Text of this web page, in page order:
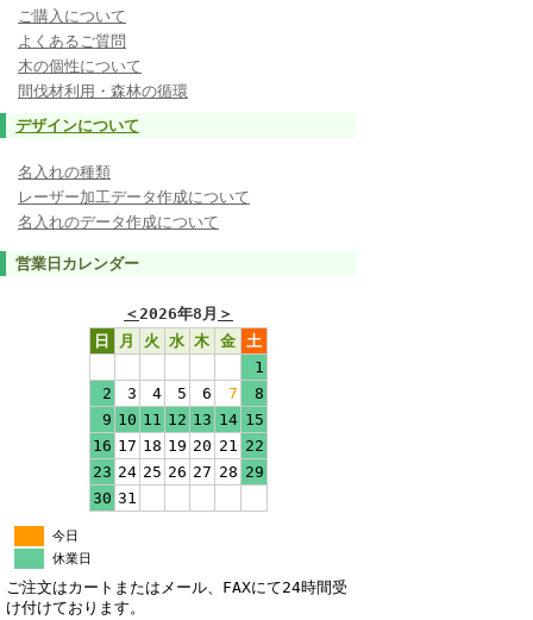
ご購入について
よくあるご質問
木の個性について
間伐材利用・森林の循環
デザインについて
名入れの種類
レーザー加工データ作成について
名入れのデータ作成について
営業日カレンダー
＜2026年8月 ＞
日
月 火 水 木 金 土
1
2
3 4 5 6 7
8
9 10 11 12 13 14 15
16 17 18 19 20 21 22
23 24 25 26 27 28 29
30 31
今日
休業日
ご注文はカートまたはメール、FAXにて24時間受
け付けております。